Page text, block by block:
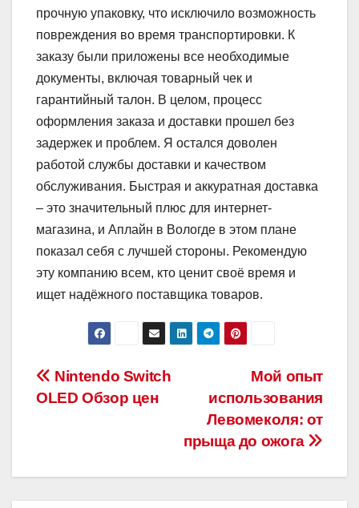
прочную упаковку, что исключило возможность
повреждения во время транспортировки. К
заказу были приложены все необходимые
документы, включая товарный чек и
гарантийный талон. В целом, процесс
оформления заказа и доставки прошел без
задержек и проблем. Я остался доволен
работой службы доставки и качеством
обслуживания. Быстрая и аккуратная доставка
– это значительный плюс для интернет-
магазина, и Aплайн в Вологде в этом плане
показал себя с лучшей стороны. Рекомендую
эту компанию всем, кто ценит своё время и
ищет надёжного поставщика товаров.
Навигация
Мой опыт
использования
Левомеколя: от
прыща до ожога
Nintendo Switch
OLED Обзор цен